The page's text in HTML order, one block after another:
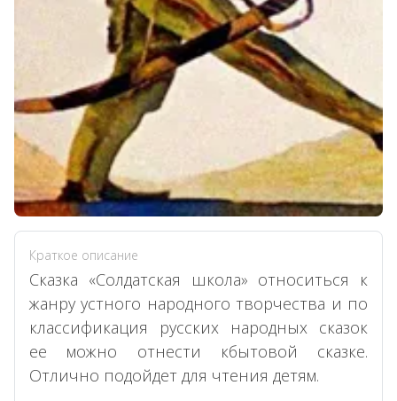
Краткое описание
Сказка «Солдатская школа» относиться к
жанру устного народного творчества и по
классификация русских народных сказок
ее можно отнести кбытовой сказке.
Отлично подойдет для чтения детям.